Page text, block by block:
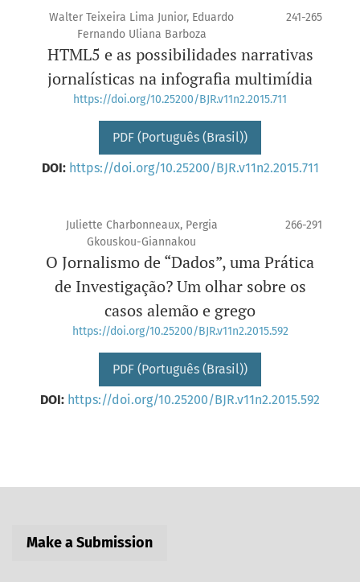
Walter Teixeira Lima Junior, Eduardo
Fernando Uliana Barboza
241-265
HTML5 e as possibilidades narrativas
jornalísticas na infografia multimídia
https://doi.org/10.25200/BJR.v11n2.2015.711
PDF (Português (Brasil))
DOI: https://doi.org/10.25200/BJR.v11n2.2015.711
Juliette Charbonneaux, Pergia
Gkouskou-Giannakou
266-291
O Jornalismo de “Dados”, uma Prática
de Investigação? Um olhar sobre os
casos alemão e grego
https://doi.org/10.25200/BJR.v11n2.2015.592
PDF (Português (Brasil))
DOI: https://doi.org/10.25200/BJR.v11n2.2015.592
Make a Submission